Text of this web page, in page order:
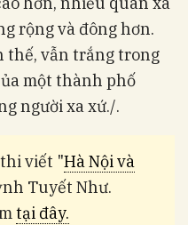
rộng và đông hơn.
thế, vẫn trắng trong
một thành phố
người xa xứ./.
viết "Hà Nội và
Tuyết Như.
tại đây.